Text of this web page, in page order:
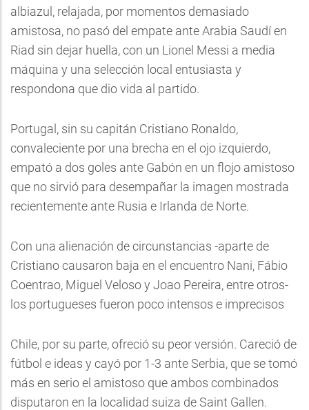
albiazul, relajada, por momentos demasiado
amistosa, no pasó del empate ante Arabia Saudí en
Riad sin dejar huella, con un Lionel Messi a media
máquina y una selección local entusiasta y
respondona que dio vida al partido.
Portugal, sin su capitán Cristiano Ronaldo,
convaleciente por una brecha en el ojo izquierdo,
empató a dos goles ante Gabón en un flojo amistoso
que no sirvió para desempañar la imagen mostrada
recientemente ante Rusia e Irlanda de Norte.
Con una alienación de circunstancias -aparte de
Cristiano causaron baja en el encuentro Nani, Fábio
Coentrao, Miguel Veloso y Joao Pereira, entre otros-
los portugueses fueron poco intensos e imprecisos
Chile, por su parte, ofreció su peor versión. Careció de
fútbol e ideas y cayó por 1-3 ante Serbia, que se tomó
más en serio el amistoso que ambos combinados
disputaron en la localidad suiza de Saint Gallen.